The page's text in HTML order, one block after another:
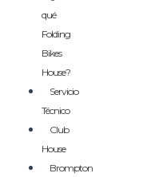
qué
Folding
Bikes
House?
Servicio
Técnico
Club
House
Brompton